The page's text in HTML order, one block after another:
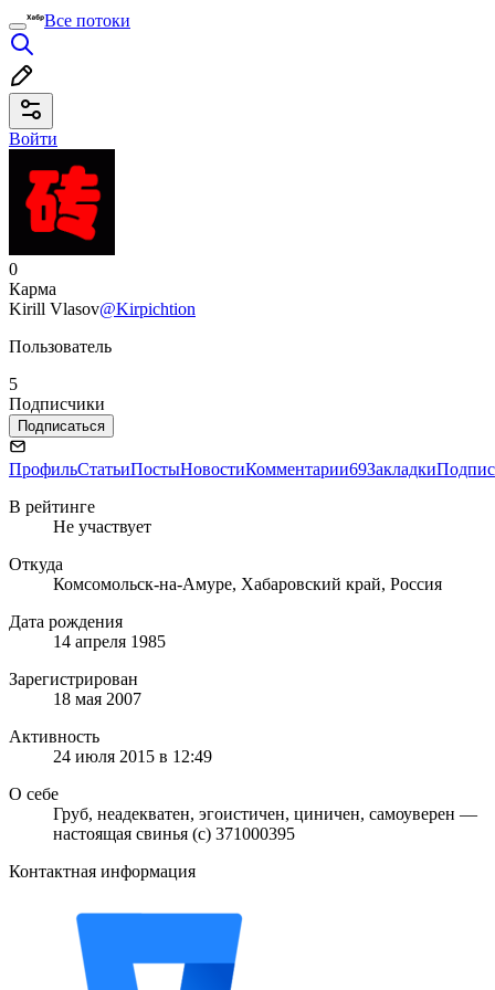
Все потоки
Войти
0
Карма
Kirill Vlasov@Kirpichtion
Пользователь
5
Подписчики
Подписаться
ПрофильСтатьиПостыНовостиКомментарии69Закладки
В рейтинге
Не участвует
Откуда
Комсомольск-на-Амуре, Хабаровский край, Россия
Дата рождения
14 апреля 1985
Зарегистрирован
18 мая 2007
Активность
24 июля 2015 в 12:49
О себе
Груб, неадекватен, эгоистичен, циничен, самоуверен —
настоящая свинья (с) 371000395
Контактная информация